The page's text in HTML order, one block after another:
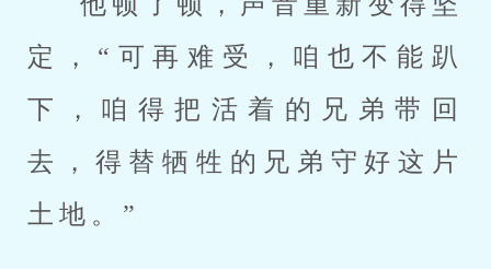
定，“可再难受，咱也不能趴
下，咱得把活着的兄弟带回
去，得替牺牲的兄弟守好这片
土地。”